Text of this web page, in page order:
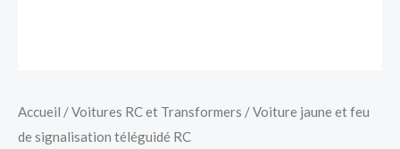
Accueil /Voitures RC et Transformers / Voiture jaune et feu
de signalisation téléguidé RC